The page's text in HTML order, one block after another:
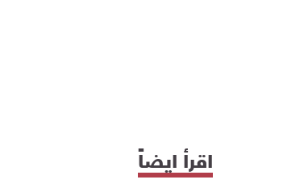
اقرأ ايضاً